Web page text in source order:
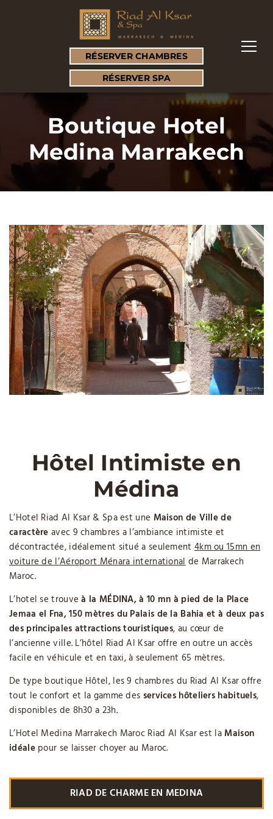
RÉSERVER CHAMBRES
RÉSERVER SPA
Boutique Hotel
Medina Marrakech
Hôtel Intimiste en
Médina
L’Hotel Riad Al Ksar & Spa est une Maison de Ville de
caractère avec 9 chambres a l’ambiance intimiste et
décontractée, idéalement situé a seulement 4km ou 15mn en
voiture de l’Aéroport Ménara internationalde Marrakech
Maroc.
L’hotel se trouveà la MÉDINA, à 10 mn à pied de la Place
Jemaa el Fna, 150 mètres du Palais de la Bahia et à deux pas
des principales attractions touristiques, au cœur de
l’ancienne ville. L’hôtel Riad Al Ksar offre en outre un accès
facile en véhicule et en taxi, à seulement 65 mètres.
De type boutique Hôtel, les 9 chambres du Riad Al Ksar offre
tout le confort et la gamme des services hôteliers habituels,
disponibles de 8h30 a 23h.
L’Hotel Medina Marrakech Maroc Riad Al Ksar est la Maison
idéalepour se laisser choyer au Maroc.
RIAD DE CHARME EN MEDINA